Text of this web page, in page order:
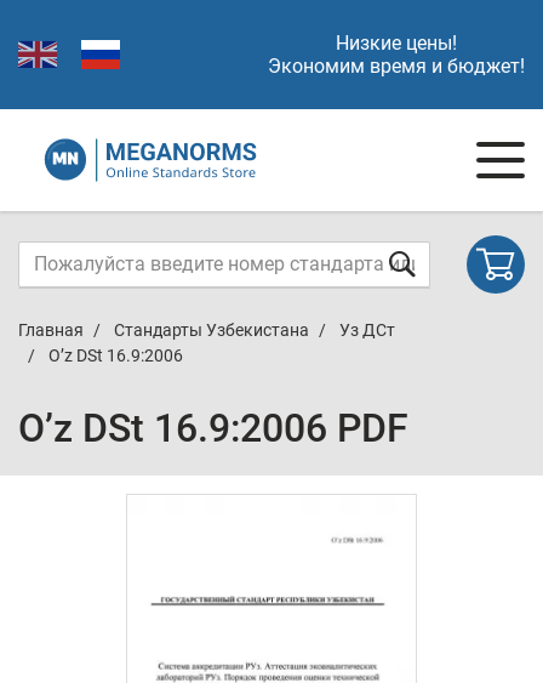
Низкие цены!
Экономим время и бюджет!
Главная Стандарты Узбекистана
Уз ДСт
O’z DSt 16.9:2006
O’z DSt 16.9:2006 PDF